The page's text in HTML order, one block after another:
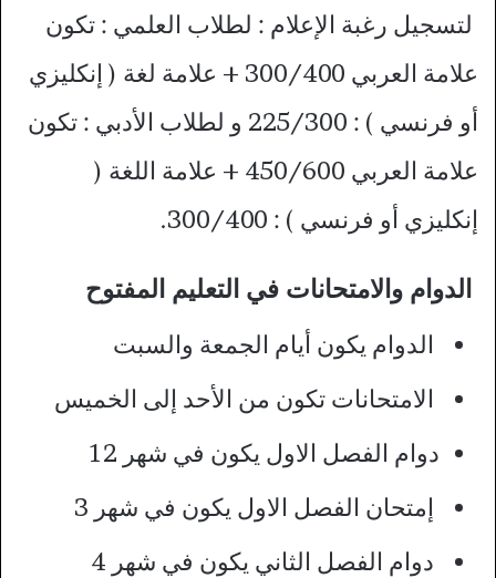
لتسجيل رغبة الإعلام : لطلاب العلمي : تكون
علامة العربي 300/400 + علامة لغة ( إنكليزي
أو فرنسي ) : 225/300 و لطلاب الأدبي : تكون
علامة العربي 450/600 + علامة اللغة (
إنكليزي أو فرنسي ) : 300/400.
الدوام والامتحانات في التعليم المفتوح
الدوام يكون أيام الجمعة والسبت
الامتحانات تكون من الأحد إلى الخميس
دوام الفصل الاول يكون في شهر 12
إمتحان الفصل الاول يكون في شهر 3
دوام الفصل الثاني يكون في شهر 4